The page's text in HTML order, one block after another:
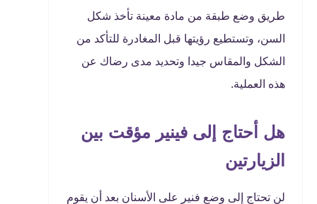
طريق وضع طبقة من مادة معينة تأخذ شكل
السن، وتستطيع رؤيتها قبل المغادرة للتأكد من
الشكل والمقاس جيدا وتحديد مدى رضاك عن
هذه العملية.
هل أحتاج إلى فينير مؤقت بين
الزيارتين
لن تحتاج إلى وضع فنير على الأسنان بعد أن يقوم